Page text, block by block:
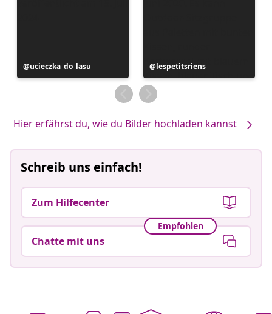
Beitrag
veröffentlicht
ucieczka_do_lasu
Beitrag
veröffentlicht
von
lespetitsriens
Hier erfährst du, wie du Bilder hochladen kannst
Schreib uns einfach!
Zum Hilfecenter
Empfohlen
Chatte mit uns